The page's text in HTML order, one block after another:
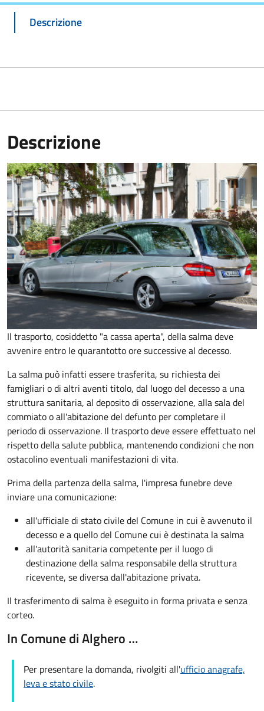
Descrizione
Descrizione
Il trasporto, cosiddetto "a cassa aperta", della salma deve
avvenire entro le quarantotto ore successive al decesso.
La salma può infatti essere trasferita, su richiesta dei
famigliari o di altri aventi titolo, dal luogo del decesso a una
struttura sanitaria, al deposito di osservazione, alla sala del
commiato o all'abitazione del defunto percompletare il
periodo di osservazione. Il trasporto deve essere effettuato nel
rispetto della salute pubblica, mantenendo condizioni che non
ostacolino eventuali manifestazioni di vita.
Prima della partenza della salma, l'impresa funebre deve
inviare una comunicazione:
all'ufficiale di stato civile del Comune in cui è avvenuto il
decesso e a quello del Comune cui è destinata la salma
all'autorità sanitaria competente per il luogo di
destinazione della salma responsabile della struttura
ricevente, se diversa dall'abitazione privata.
Il trasferimento di salma è eseguito in forma privata e senza
corteo.
In Comune di Alghero …
Per presentare la domanda, rivolgiti all'ufficio anagrafe,
leva e stato civile.